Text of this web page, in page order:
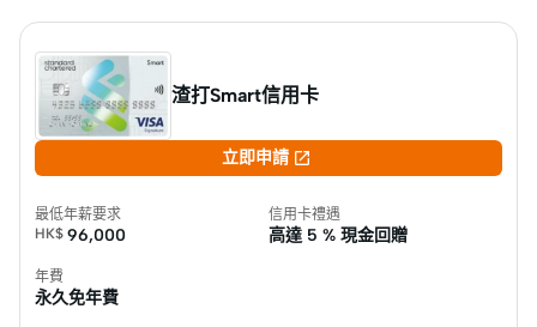
渣打Smart信用卡
立即申請 
最低年薪要求
HK$ 96,000
信用卡禮遇
高達 5 % 現金回贈
年費
永久免年費